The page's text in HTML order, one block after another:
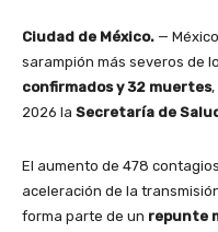
Ciudad de México. —
sarampión más severos de
confirmados y 32 muertes,
2026 la Secretaría de
El aumento de 478
aceleración de la
forma parte de un repunte